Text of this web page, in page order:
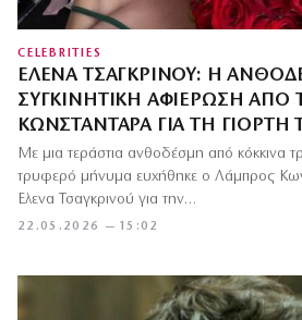
CELEBRITIES
ΈΛΕΝΑ ΤΣΑΓΚΡΙΝΟΎ: Η
ΣΥΓΚΙΝΗΤΙΚΉ ΑΦΙΈΡΩΣΗ
ΚΩΝΣΤΑΝΤΆΡΑ ΓΙΑ ΤΗ ΓΙΟΡΤΉ
22.05.2026 — 15:02
Με μια τεράστια ανθοδέσμη από κόκκινα
τρυφερό μήνυμα ευχήθηκε ο Λάμπρος
Έλενα Τσαγκρινού για την…